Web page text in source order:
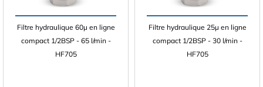
Filtre hydraulique 60µ en ligne
compact 1/2BSP - 65 l/min -
HF705
Filtre hydraulique 25µ en ligne
compact 1/2BSP - 30 l/min -
HF705